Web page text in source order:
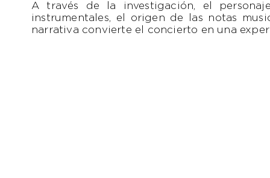
A través de la investigación, el
instrumentales, el origen de las notas
narrativa convierte el concierto en una